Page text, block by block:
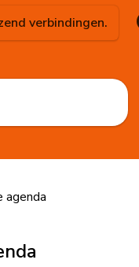
verbindingen.
agenda